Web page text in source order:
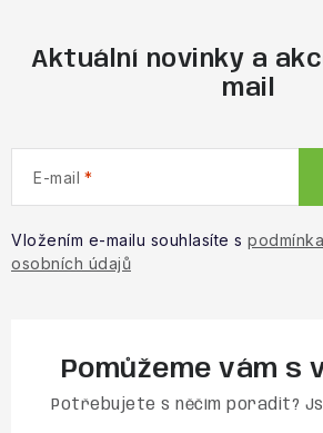
Aktuální novinky a
mail
E-mail
Vložením e-mailu souhlasíte s
osobních údajů
Pomůžeme vám s
Potřebujete s něčím poradit?